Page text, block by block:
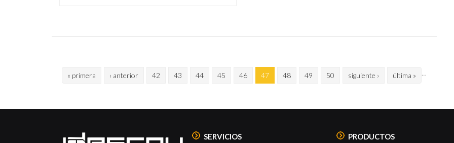
Páginas
« primera ‹ anterior …
42 43 44 45 46 47 48 49 50 siguiente › última »
SERVICIOS PRODUCTOS